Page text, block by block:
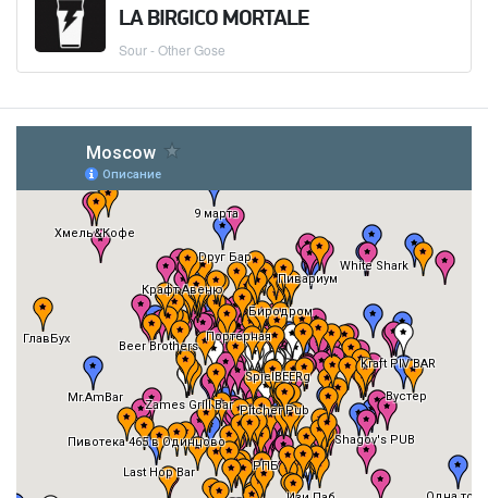
LA BIRGICO MORTALE
Sour - Other Gose